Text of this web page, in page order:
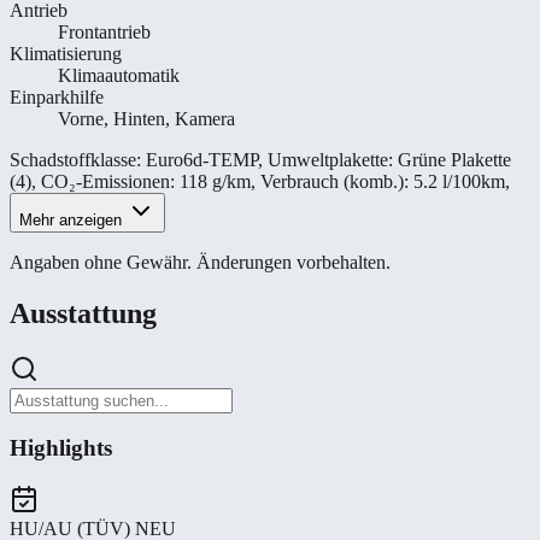
Antrieb
Frontantrieb
Klimatisierung
Klimaautomatik
Einparkhilfe
Vorne, Hinten, Kamera
Schadstoffklasse: Euro6d-TEMP, Umweltplakette: Grüne Plakette
(4), CO₂-Emissionen: 118 g/km, Verbrauch (komb.): 5.2 l/100km,
Mehr anzeigen
Angaben ohne Gewähr. Änderungen vorbehalten.
Ausstattung
Highlights
HU/AU (TÜV) NEU